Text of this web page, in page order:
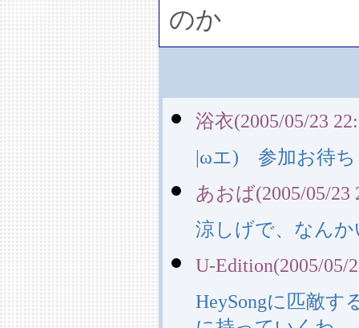
のか
浴衣(2005/05/23
|ωエ) 参加お待ち
あおば(2005/05/23
涼しげで、なん
U-Edition(2005/05/
HeySongに匹敵